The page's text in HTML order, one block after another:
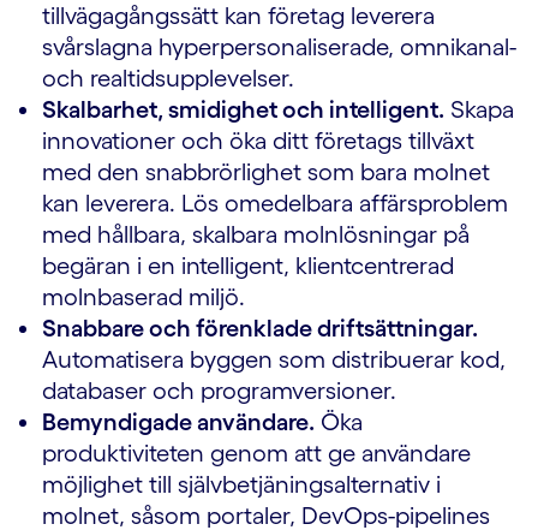
tillvägagångssätt kan företag leverera
svårslagna hyperpersonaliserade, omnikanal-
och realtidsupplevelser.
Skalbarhet, smidighet och intelligent. Skapa
innovationer och öka ditt företags tillväxt
med den snabbrörlighet som bara molnet
kan leverera. Lös omedelbara affärsproblem
med hållbara, skalbara molnlösningar på
begäran i en intelligent, klientcentrerad
molnbaserad miljö.
Snabbare och förenklade driftsättningar.
Automatisera byggen som distribuerar kod,
databaser och programversioner.
Bemyndigade användare. Öka
produktiviteten genom att ge användare
möjlighet till självbetjäningsalternativ i
molnet, såsom portaler, DevOps-pipelines